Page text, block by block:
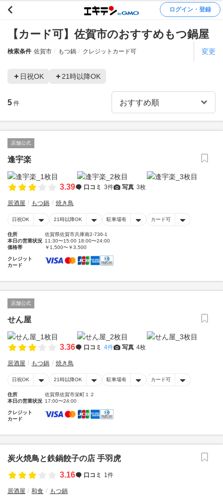
ログイン・登録
【カード可】佐賀市のおすすめもつ鍋屋
検索条件 佐賀市 もつ鍋 クレジットカード可 変更
日祝OK 21時以降OK
5 件
店舗公式
逢宇楽
3.39 口コミ 3件 写真 3枚
居酒屋 もつ鍋 焼き鳥
日祝OK 21時以降OK 駐車場有 カード可
住所
佐賀県佐賀市兵庫南2-736-1
本日の営業状況 11:30〜15:00 18:00〜24:00
価格帯
￥1,500〜￥3,500
クレジット
カード
店舗公式
せん屋
3.36 口コミ 4件 写真 4枚
居酒屋 もつ鍋 焼き鳥
日祝OK 21時以降OK 駐車場有 カード可
住所
佐賀県佐賀市栄町１２
本日の営業状況 17:00〜24:00
クレジット
カード
炭火焼鳥と鉄鍋餃子の店 手羽虎
3.16
口コミ 1件
居酒屋 和食 もつ鍋